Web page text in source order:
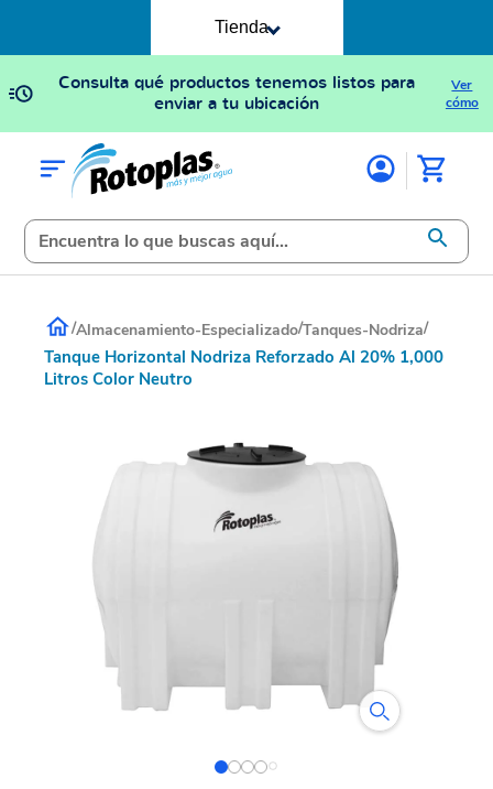
Tienda
Consulta qué productos tenemos listos para
enviar a tu ubicación
Ver
cómo
/Almacenamiento-Especializado/Tanques-Nodriza/
Tanque Horizontal Nodriza Reforzado Al 20% 1,000
Litros Color Neutro